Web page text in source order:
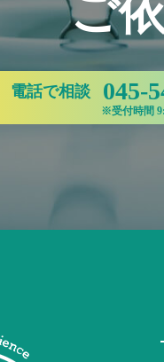
ご
電話で相談 045-
※受付時間